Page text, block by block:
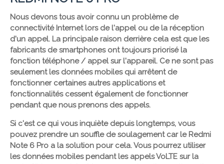
Nous devons tous avoir connu un problème de
connectivité Internet lors de l'appel ou de la réception
d'un appel. La principale raison derrière cela est que les
fabricants de smartphones ont toujours priorisé la
fonction téléphone / appel sur l'appareil. Ce ne sont pas
seulement les données mobiles qui arrêtent de
fonctionner certaines autres applications et
fonctionnalités cessent également de fonctionner
pendant que nous prenons des appels.
Si c'est ce qui vous inquiète depuis longtemps, vous
pouvez prendre un souffle de soulagement car le Redmi
Note 6 Pro a la solution pour cela. Vous pourrez utiliser
les données mobiles pendant les appels VoLTE sur la